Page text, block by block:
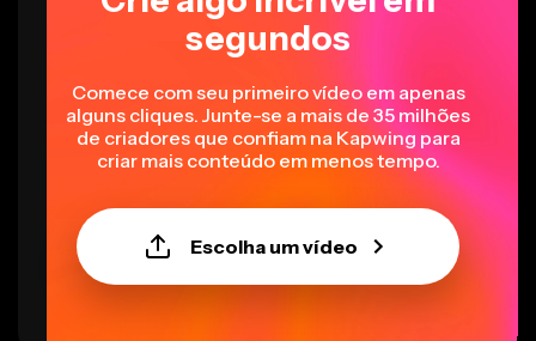
segundos
Comece com seu primeiro vídeo em apenas
alguns cliques. Junte-se a mais de 35 milhões
de criadores que confiam na Kapwing para
criar mais conteúdo em menos tempo.
Escolha um vídeo